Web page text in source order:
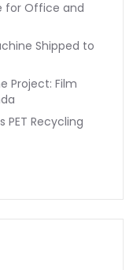
for Office and
Shipped to
Project: Film
PET Recycling